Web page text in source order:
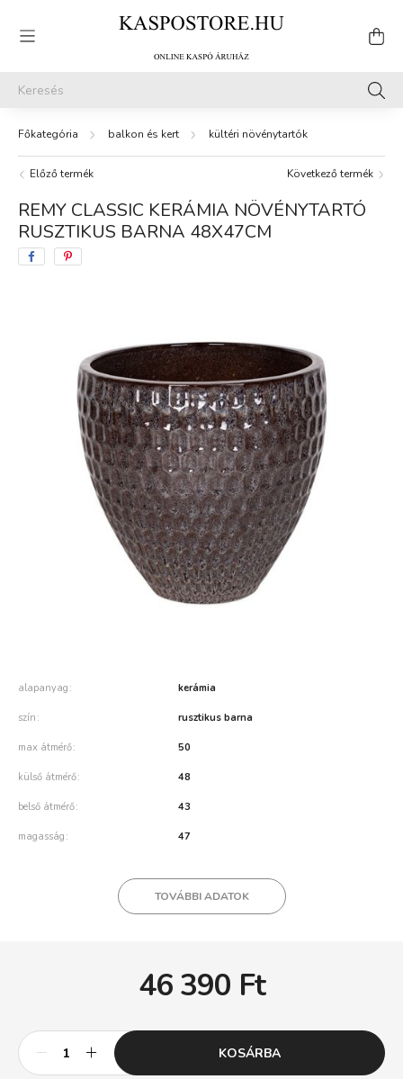
balkon és kert kültéri növénytartók
Előző termék Következő termék
REMY CLASSIC KERÁMIA NÖVÉNYTARTÓ
RUSZTIKUS BARNA 48X47CM
alapanyag kerámia
szín rusztikus barna
max átmérő 50
külső átmérő 48
belső átmérő 43
magasság 47
TOVÁBBI ADATOK
46 390 Ft
KOSÁRBA